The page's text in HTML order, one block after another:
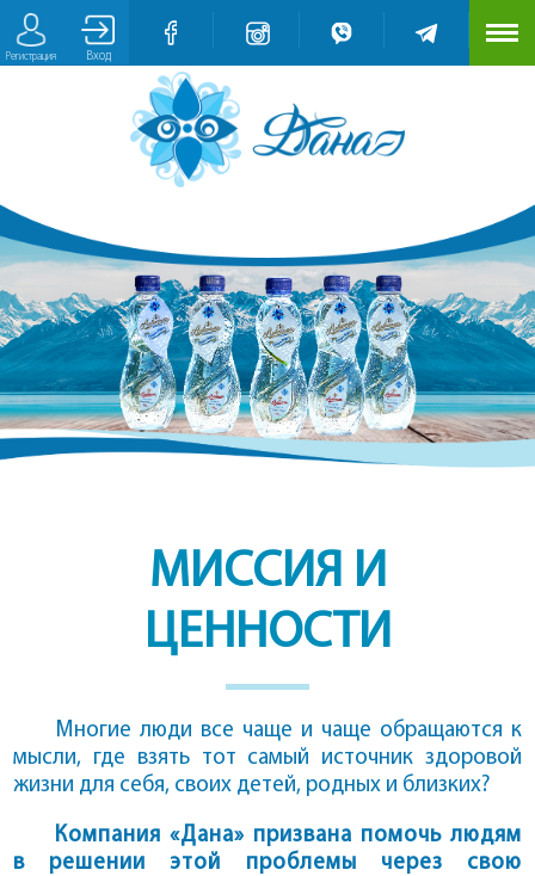
Регистрация Вход
МИССИЯ И
ЦЕННОСТИ
Многие люди все чаще и чаще обращаются к
мысли, где взять тот самый источник здоровой
жизни для себя, своих детей, родных и близких?
Компания «Дана» призвана помочь людям
в решении этой проблемы через свою